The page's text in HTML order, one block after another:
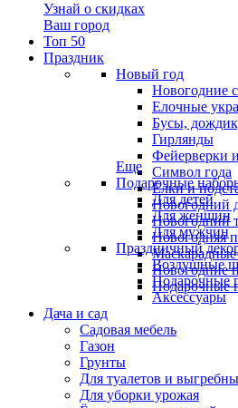
Узнай о скидках
Ваш город
Топ 50
Праздник
Новый год
Новогодние
Елочные
Бусы,
Гирлянды
Фейерверки
Символ года
Ёлки и
Новогодний
Новогодний
Новогодняя
Новогодние
Подарочные
Еще
Подарочные
Для детей
Для женщин
Для мужчин
Праздничный
Воздушные
Подарочные
Аксессуары
Дача и сад
Садовая мебель
Газон
Грунты
Для туалетов и
Для уборки урожая